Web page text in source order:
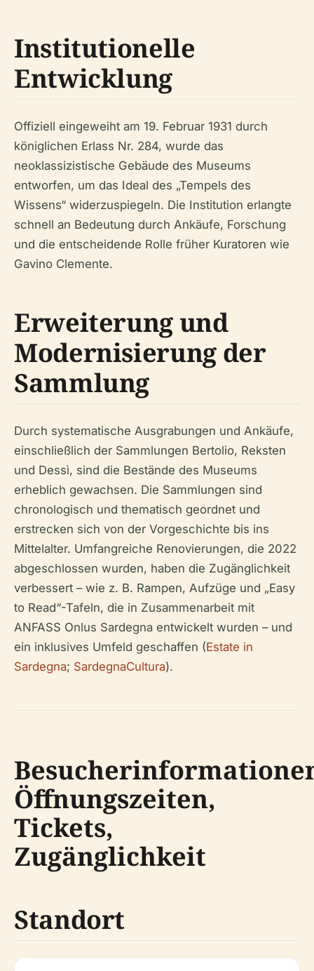
Institutionelle
Entwicklung
Offiziell eingeweiht am 19. Februar 1931 durch
königlichen Erlass Nr. 284, wurde das
neoklassizistische Gebäude des Museums
entworfen, um das Ideal des „Tempels des
Wissens“ widerzuspiegeln. Die Institution erlangte
schnell an Bedeutung durch Ankäufe, Forschung
und die entscheidende Rolle früher Kuratoren wie
Gavino Clemente.
Erweiterung und
Modernisierung der
Sammlung
Durch systematische Ausgrabungen und Ankäufe,
einschließlich der Sammlungen Bertolio, Reksten
und Dessì, sind die Bestände des Museums
erheblich gewachsen. Die Sammlungen sind
chronologisch und thematisch geordnet und
erstrecken sich von der Vorgeschichte bis ins
Mittelalter. Umfangreiche Renovierungen, die 2022
abgeschlossen wurden, haben die Zugänglichkeit
verbessert – wie z. B. Rampen, Aufzüge und „Easy
to Read“-Tafeln, die in Zusammenarbeit mit
ANFASS Onlus Sardegna entwickelt wurden – und
ein inklusives Umfeld geschaffen (Estate in
Sardegna; SardegnaCultura).
Öffnungszeiten,
Tickets,
Zugänglichkeit
Standort